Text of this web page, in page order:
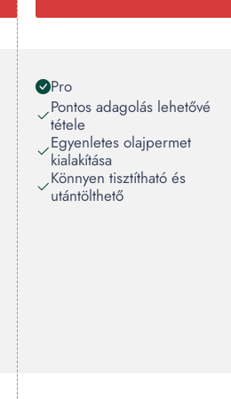
Pro
Pontos adagolás lehetővé
tétele
Egyenletes olajpermet
kialakítása
Könnyen tisztítható és
utántölthető